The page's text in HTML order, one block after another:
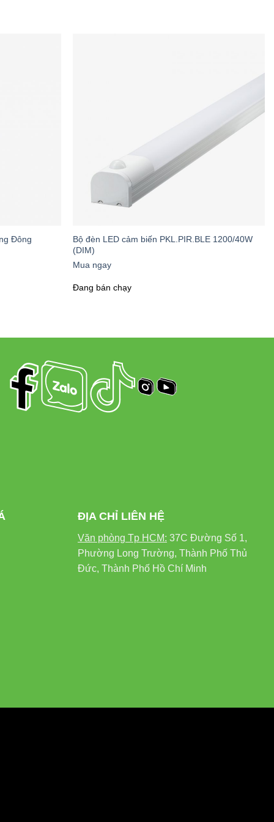
gian thư giãn, ánh sáng trắng cho không
hoàn hảo với mọi kiểu kiến trúc nội thất. Khi
không gian hay gây phân tâm.
quả
Đông
Bộ đèn LED cảm biến PKL.PIR.BLE 1200/40W
(DIM)
Mua ngay
Đang bán chạy
ĐỊA CHỈ LIÊN HỆ
Văn phòng Tp HCM: 37C Đường Số 1,
Phường Long Trường, Thành Phố Thủ
Đức, Thành Phố Hồ Chí Minh